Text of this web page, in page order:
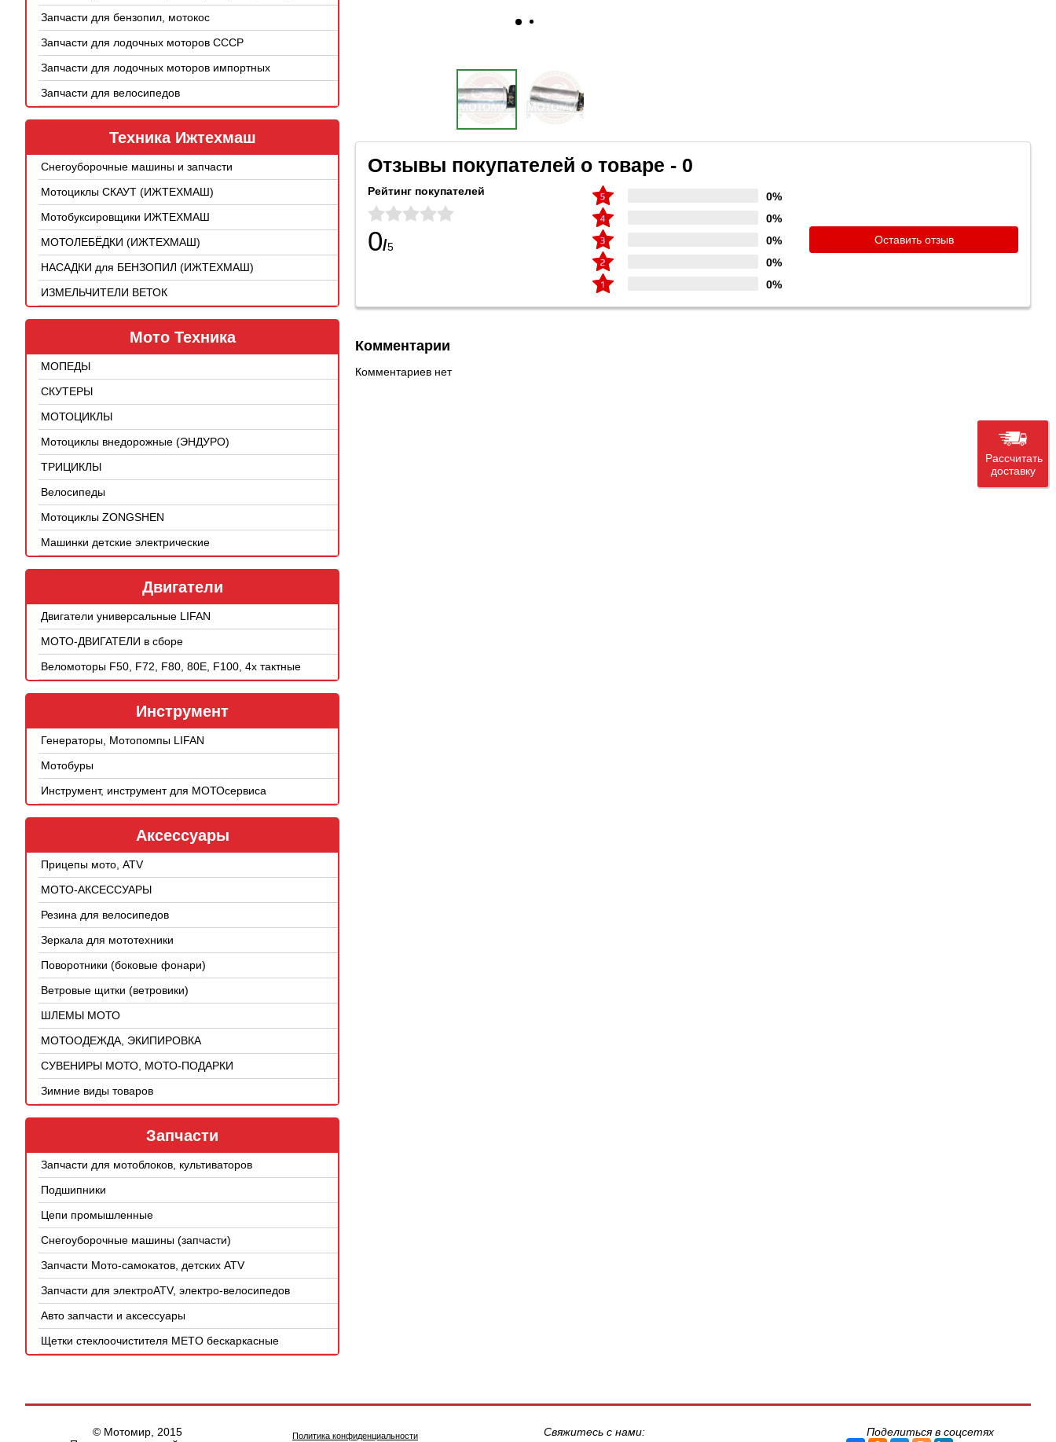
4Т
Запчасти для бензопил, мотокос
Запчасти для лодочных моторов СССР
Запчасти для лодочных моторов импортных
Запчасти для велосипедов
Техника Ижтехмаш
Снегоуборочные машины и запчасти
Мотоциклы СКАУТ (ИЖТЕХМАШ)
Мотобуксировщики ИЖТЕХМАШ
МОТОЛЕБЁДКИ (ИЖТЕХМАШ)
НАСАДКИ для БЕНЗОПИЛ (ИЖТЕХМАШ)
ИЗМЕЛЬЧИТЕЛИ ВЕТОК
Мото Техника
МОПЕДЫ
СКУТЕРЫ
МОТОЦИКЛЫ
Мотоциклы внедорожные (ЭНДУРО)
ТРИЦИКЛЫ
Велосипеды
Мотоциклы ZONGSHEN
Машинки детские электрические
Двигатели
Двигатели универсальные LIFAN
МОТО-ДВИГАТЕЛИ в сборе
Веломоторы F50, F72, F80, 80E, F100, 4х тактные
Инструмент
Генераторы, Мотопомпы LIFAN
Мотобуры
Инструмент, инструмент для МОТОсервиса
Аксессуары
Прицепы мото, ATV
МОТО-АКСЕССУАРЫ
Резина для велосипедов
Зеркала для мототехники
Поворотники (боковые фонари)
Ветровые щитки (ветровики)
ШЛЕМЫ МОТО
МОТООДЕЖДА, ЭКИПИРОВКА
СУВЕНИРЫ МОТО, МОТО-ПОДАРКИ
Зимние виды товаров
Запчасти
Запчасти для мотоблоков, культиваторов
Подшипники
Цепи промышленные
Снегоуборочные машины (запчасти)
Запчасти Мото-самокатов, детских ATV
Запчасти для электроATV, электро-велосипедов
Авто запчасти и аксессуары
Щетки стеклоочистителя METO бескаркасные
Отзывы покупателей о товаре - 0
Рейтинг покупателей
0/5
0%
0%
0%
0%
0%
Оставить отзыв
Комментарии
Комментариев нет
© Мотомир, 2015
Политика конфиденциальности Свяжитесь с нами: Поделиться в соцсетях
Рассчитать
доставку